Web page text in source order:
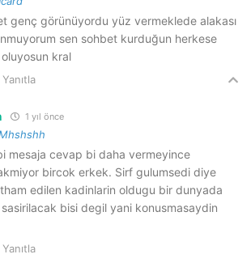
genç görünüyordu yüz vermeklede alakası
sen sohbet kurduğun herkese
kral
Yanıtla
1 yıl önce
mesaja cevap bi daha vermeyince
bircok erkek. Sirf gulumsedi diye
edilen kadinlarin oldugu bir dunyada
bisi degil yani konusmasaydin
Yanıtla